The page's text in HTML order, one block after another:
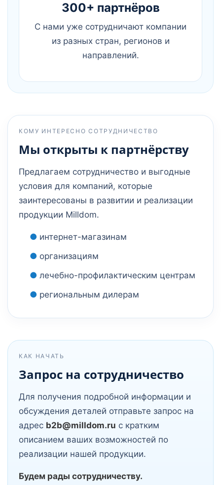
300+ партнёров
С нами уже сотрудничают компании
из разных стран, регионов и
направлений.
КОМУ ИНТЕРЕСНО СОТРУДНИЧЕСТВО
Мы открыты к партнёрству
Предлагаем сотрудничество и выгодные
условия для компаний, которые
заинтересованы в развитии и реализации
продукции Milldom.
интернет-магазинам
организациям
лечебно-профилактическим центрам
региональным дилерам
КАК НАЧАТЬ
Запрос на сотрудничество
Для получения подробной информации и
обсуждения деталей отправьте запрос на
адрес b2b@milldom.ru с кратким
описанием ваших возможностей по
реализации нашей продукции.
Будем рады сотрудничеству.